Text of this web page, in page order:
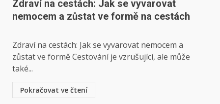
Zdraví na cestách: Jak se vyvarovat
nemocem a zůstat ve formě na cestách
Zdraví na cestách: Jak se vyvarovat nemocem a
zůstat ve formě Cestování je vzrušující, ale může
také...
Pokračovat ve čtení